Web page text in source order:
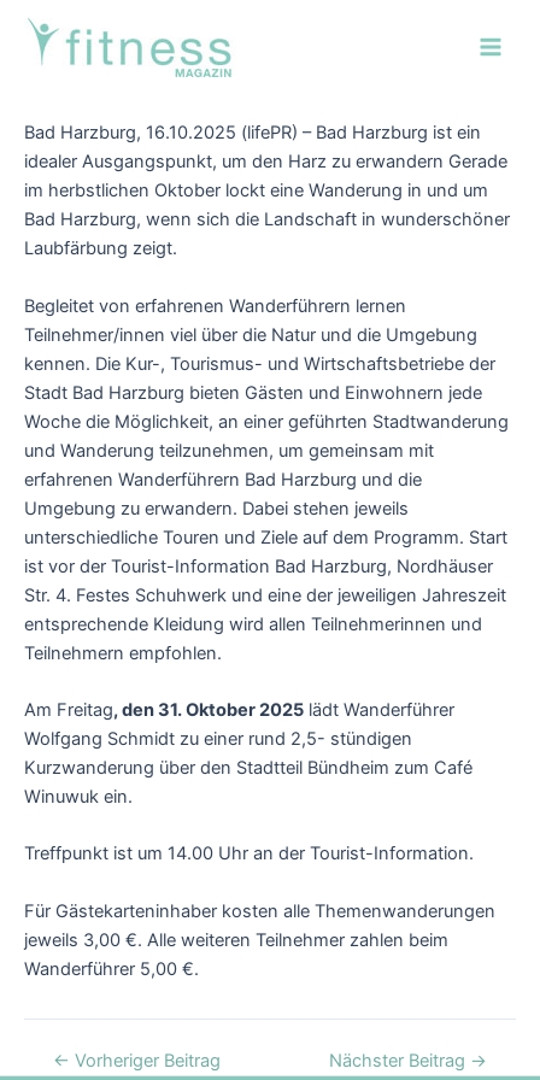
Zum
Inhalt
springen
Bad Harzburg, 16.10.2025 (lifePR) – Bad Harzburg ist ein
idealer Ausgangspunkt, um den Harz zu erwandern Gerade
im herbstlichen Oktober lockt eine Wanderung in und um
Bad Harzburg, wenn sich die Landschaft in wunderschöner
Laubfärbung zeigt.
Begleitet von erfahrenen Wanderführern lernen
Teilnehmer/innen viel über die Natur und die Umgebung
kennen. Die Kur-, Tourismus- und Wirtschaftsbetriebe der
Stadt Bad Harzburg bieten Gästen und Einwohnern jede
Woche die Möglichkeit, an einer geführten Stadtwanderung
und Wanderung teilzunehmen, um gemeinsam mit
erfahrenen Wanderführern Bad Harzburg und die
Umgebung zu erwandern. Dabei stehen jeweils
unterschiedliche Touren und Ziele auf dem Programm. Start
ist vor der Tourist-Information Bad Harzburg, Nordhäuser
Str. 4. Festes Schuhwerk und eine der jeweiligen Jahreszeit
entsprechende Kleidung wird allen Teilnehmerinnen und
Teilnehmern empfohlen.
Am Freitag, den 31. Oktober 2025 lädt Wanderführer
Wolfgang Schmidt zu einer rund 2,5- stündigen
Kurzwanderung über den Stadtteil Bündheim zum Café
Winuwuk ein.
Treffpunkt ist um 14.00 Uhr an der Tourist-Information.
Für Gästekarteninhaber kosten alle Themenwanderungen
jeweils 3,00 €. Alle weiteren Teilnehmer zahlen beim
Wanderführer 5,00 €.
Post
navigation
← Vorheriger Beitrag Nächster Beitrag →